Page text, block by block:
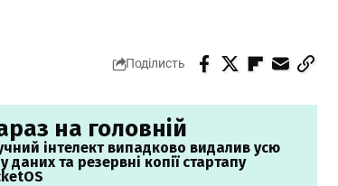
Поділисть
на головній
інтелект випадково видалив усю
даних та резервні копії стартапу